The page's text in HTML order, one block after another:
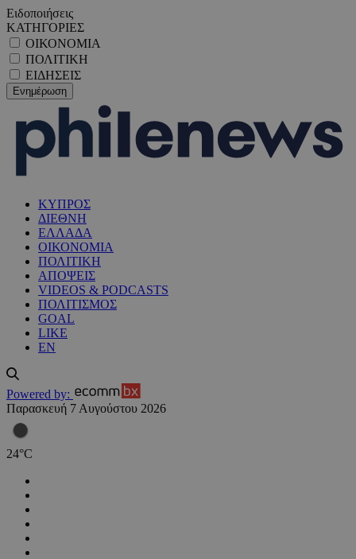
Ειδοποιήσεις
ΚΑΤΗΓΟΡΙΕΣ
ΟΙΚΟΝΟΜΙΑ
ΠΟΛΙΤΙΚΗ
ΕΙΔΗΣΕΙΣ
ΚΥΠΡΟΣ
ΔΙΕΘΝΗ
ΕΛΛΑΔΑ
ΟΙΚΟΝΟΜΙΑ
ΠΟΛΙΤΙΚΗ
ΑΠΟΨΕΙΣ
VIDEOS & PODCASTS
ΠΟΛΙΤΙΣΜΟΣ
GOAL
LIKE
EN
Powered by:
Παρασκευή 7 Αυγούστου 2026
24°C